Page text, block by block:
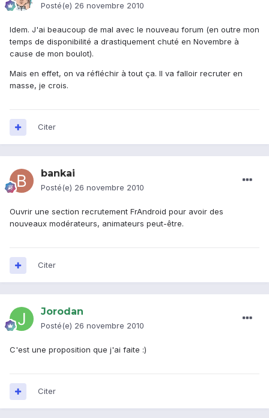
Posté(e) 26 novembre 2010
Idem. J'ai beaucoup de mal avec le nouveau forum (en outre mon
temps de disponibilité a drastiquement chuté en Novembre à
cause de mon boulot).
Mais en effet, on va réfléchir à tout ça. Il va falloir recruter en
masse, je crois.
Citer
bankai
Posté(e) 26 novembre 2010
Ouvrir une section recrutement FrAndroid pour avoir des
nouveaux modérateurs, animateurs peut-être.
Citer
Jorodan
Posté(e) 26 novembre 2010
C'est une proposition que j'ai faite :)
Citer